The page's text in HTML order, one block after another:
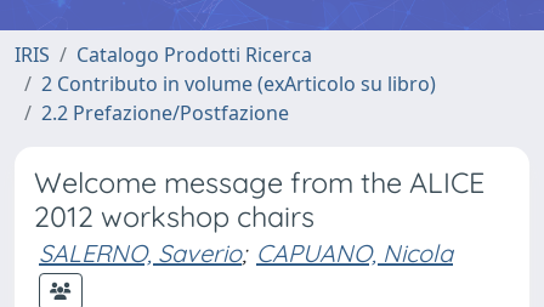
IRIS
Catalogo Prodotti Ricerca
2 Contributo in volume (exArticolo su libro)
2.2 Prefazione/Postfazione
Welcome message from the ALICE
2012 workshop chairs
SALERNO, Saverio; CAPUANO, Nicola